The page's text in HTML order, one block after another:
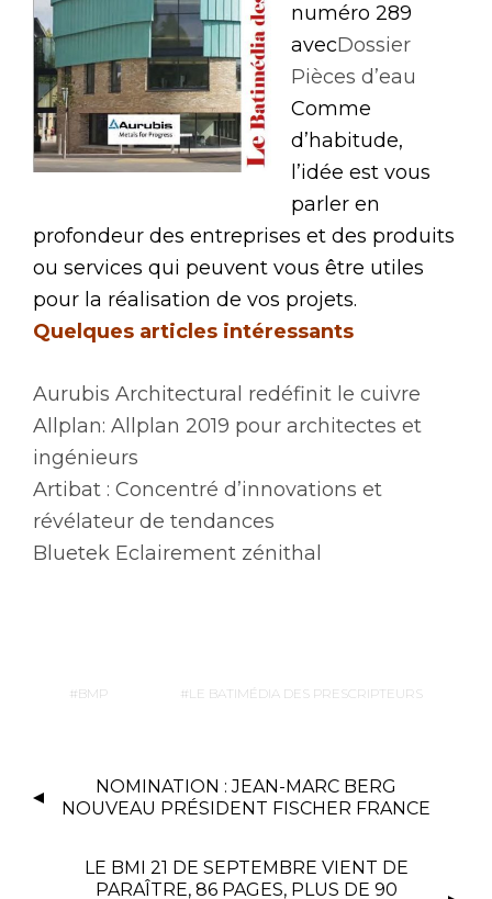
numéro 289
avecDossier
Pièces d’eau
Comme
d’habitude,
l’idée est vous
parler en
profondeur des entreprises et des produits
ou services qui peuvent vous être utiles
pour la réalisation de vos projets.
Quelques articles intéressants
Aurubis Architectural redéfinit le cuivre
Allplan: Allplan 2019 pour architectes et
ingénieurs
Artibat : Concentré d’innovations et
révélateur de tendances
Bluetek Eclairement zénithal
BMP LE BATIMÉDIA DES PRESCRIPTEURS
NOMINATION : JEAN-MARC BERG
NOUVEAU PRÉSIDENT FISCHER FRANCE
LE BMI 21 DE SEPTEMBRE VIENT DE
PARAÎTRE, 86 PAGES, PLUS DE 90